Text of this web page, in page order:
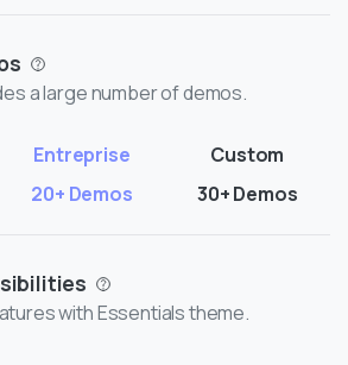
a large number of demos.
20+ Demos 30+ Demos
with Essentials theme.